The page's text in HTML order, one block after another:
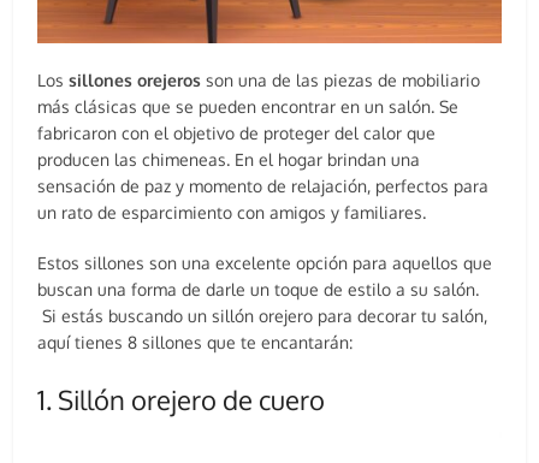
Lossillones orejeros son una de las piezas de mobiliario
más clásicas que se pueden encontrar en un salón. Se
fabricaron con el objetivo de proteger del calor que
producen las chimeneas. En el hogar brindan una
sensación de paz y momento de relajación, perfectos para
un rato de esparcimiento con amigos y familiares.
Estos sillones son una excelente opción para aquellos que
buscan una forma de darle un toque de estilo a su salón.
Si estás buscando un sillón orejero para decorar tu salón,
aquí tienes 8 sillones que te encantarán:
1. Sillón orejero de cuero